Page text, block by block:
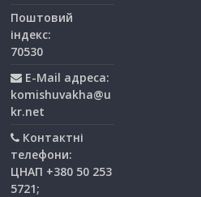
Поштовий
індекс:
70530
E-Mail адреса:
komishuvakha@u
kr.net
Контактні
телефони:
ЦНАП +380 50 253
5721;